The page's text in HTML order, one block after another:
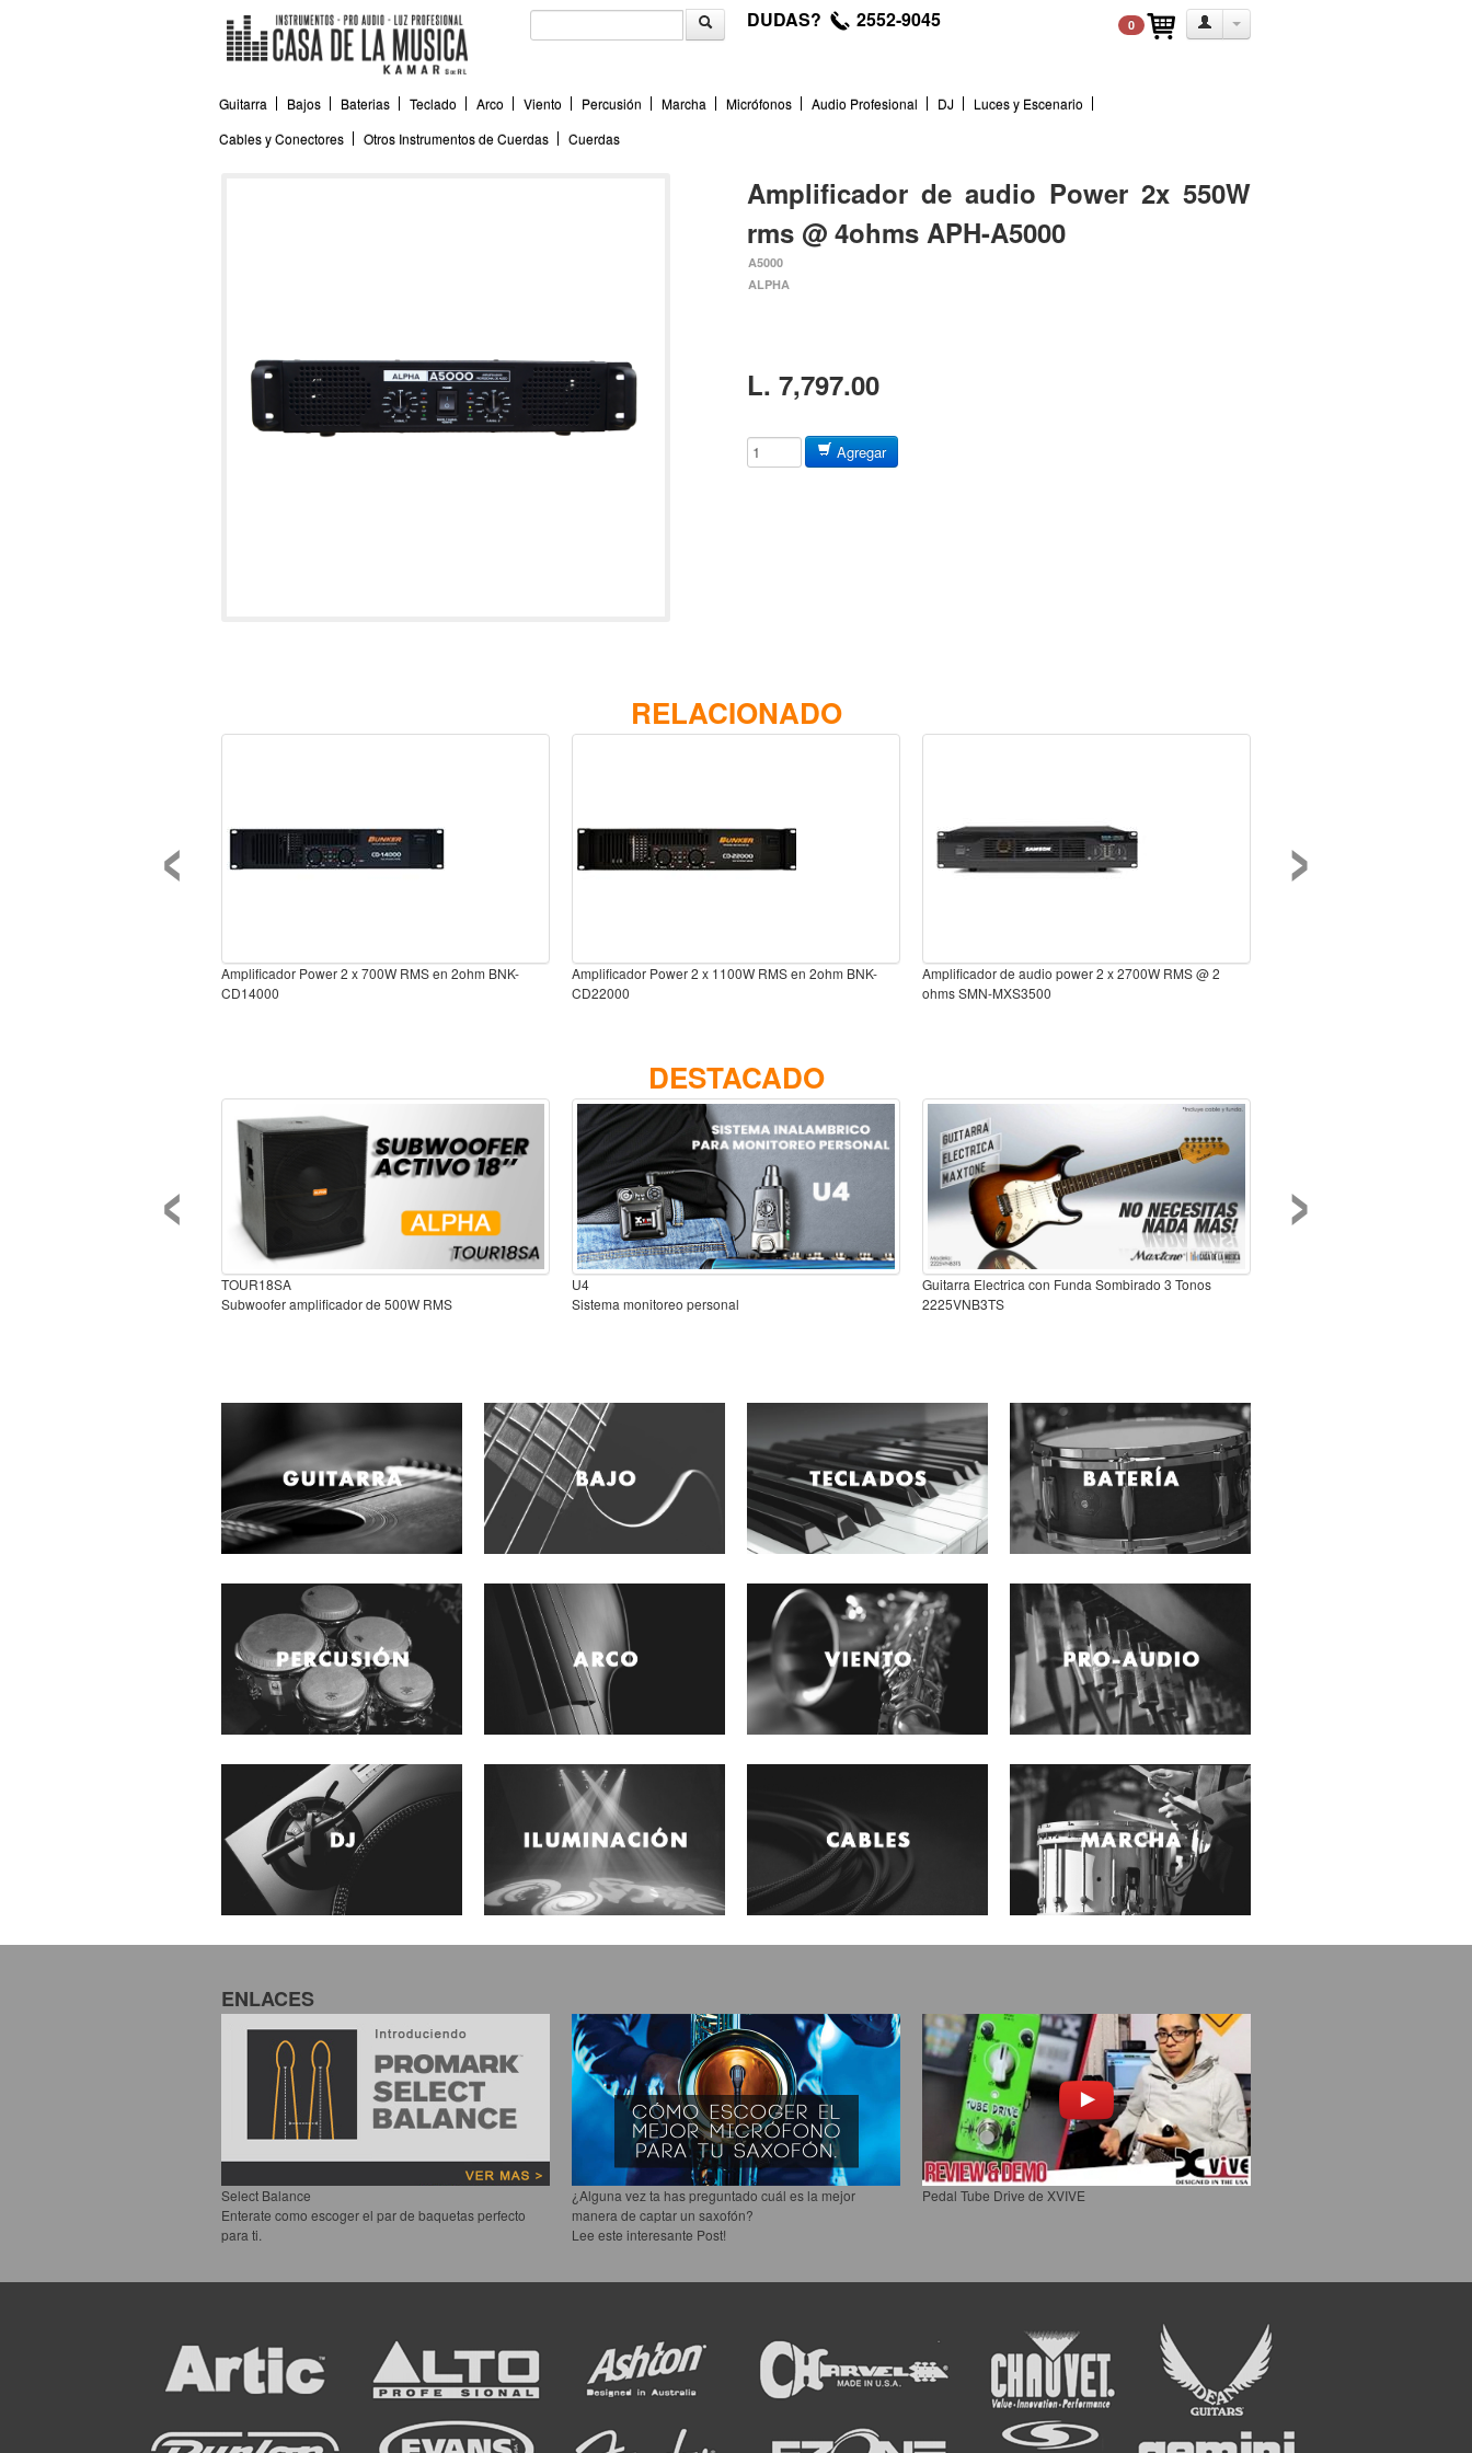
DUDAS? 2552-9045 0
Guitarra Bajos Baterias Teclado Arco Viento Percusión Marcha Micrófonos Audio Profesional DJ
Luces y Escenario
Cables y Conectores
Otros Instrumentos de Cuerdas Cuerdas
Amplificador de audio Power 2x 550W
rms @ 4ohms APH-A5000
A5000
ALPHA
L. 7,797.00
Agregar
RELACIONADO
Amplificador Power 2 x 700W RMS en 2ohm BNK-
CD14000
Amplificador Power 2 x 1100W RMS en 2ohm BNK-
CD22000
Amplificador de audio power 2 x 2700W RMS @ 2
ohms SMN-MXS3500
‹ ›
DESTACADO
TOUR18SA
Subwoofer amplificador de 500W RMS
U4
Sistema monitoreo personal
Guitarra Electrica con Funda Sombirado 3 Tonos
2225VNB3TS
‹ ›
ENLACES
Select Balance
Enterate como escoger el par de baquetas perfecto
para ti.
¿Alguna vez ta has preguntado cuál es la mejor
manera de captar un saxofón?
Lee este interesante Post!
Pedal Tube Drive de XVIVE